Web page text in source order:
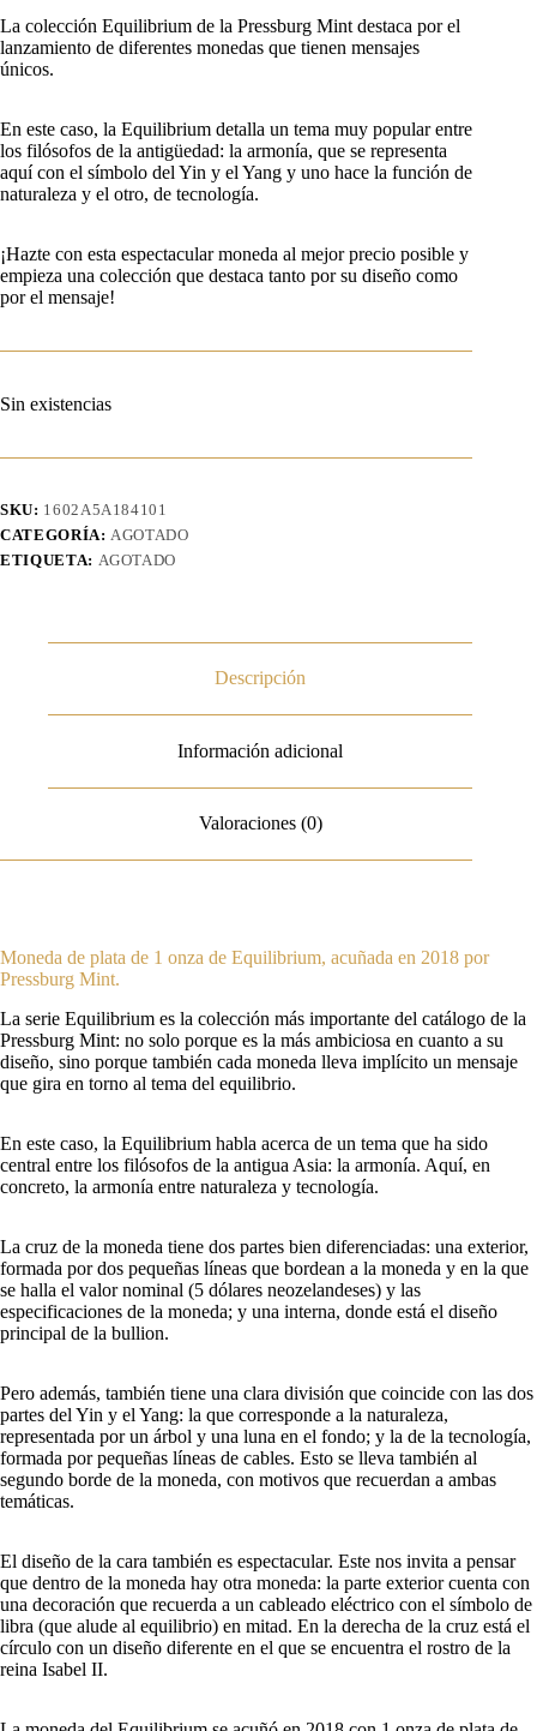
La colección Equilibrium de la Pressburg Mint destaca por el
lanzamiento de diferentes monedas que tienen mensajes
únicos.
En este caso, la Equilibrium detalla un tema muy popular entre
los filósofos de la antigüedad: la armonía, que se representa
aquí con el símbolo del Yin y el Yang y uno hace la función de
naturaleza y el otro, de tecnología.
¡Hazte con esta espectacular moneda al mejor precio posible y
empieza una colección que destaca tanto por su diseño como
por el mensaje!
Sin existencias
SKU: 1602A5A184101
CATEGORÍA: AGOTADO
ETIQUETA: AGOTADO
Descripción
Información adicional
Valoraciones (0)
Moneda de plata de 1 onza de Equilibrium, acuñada en 2018 por
Pressburg Mint.
La serie Equilibrium es la colección más importante del catálogo de la
Pressburg Mint: no solo porque es la más ambiciosa en cuanto a su
diseño, sino porque también cada moneda lleva implícito un mensaje
que gira en torno al tema del equilibrio.
En este caso, la Equilibrium habla acerca de un tema que ha sido
central entre los filósofos de la antigua Asia: la armonía. Aquí, en
concreto, la armonía entre naturaleza y tecnología.
La cruz de la moneda tiene dos partes bien diferenciadas: una exterior,
formada por dos pequeñas líneas que bordean a la moneda y en la que
se halla el valor nominal (5 dólares neozelandeses) y las
especificaciones de la moneda; y una interna, donde está el diseño
principal de la bullion.
Pero además, también tiene una clara división que coincide con las dos
partes del Yin y el Yang: la que corresponde a la naturaleza,
representada por un árbol y una luna en el fondo; y la de la tecnología,
formada por pequeñas líneas de cables. Esto se lleva también al
segundo borde de la moneda, con motivos que recuerdan a ambas
temáticas.
El diseño de la cara también es espectacular. Este nos invita a pensar
que dentro de la moneda hay otra moneda: la parte exterior cuenta con
una decoración que recuerda a un cableado eléctrico con el símbolo de
libra (que alude al equilibrio) en mitad. En la derecha de la cruz está el
círculo con un diseño diferente en el que se encuentra el rostro de la
reina Isabel II.